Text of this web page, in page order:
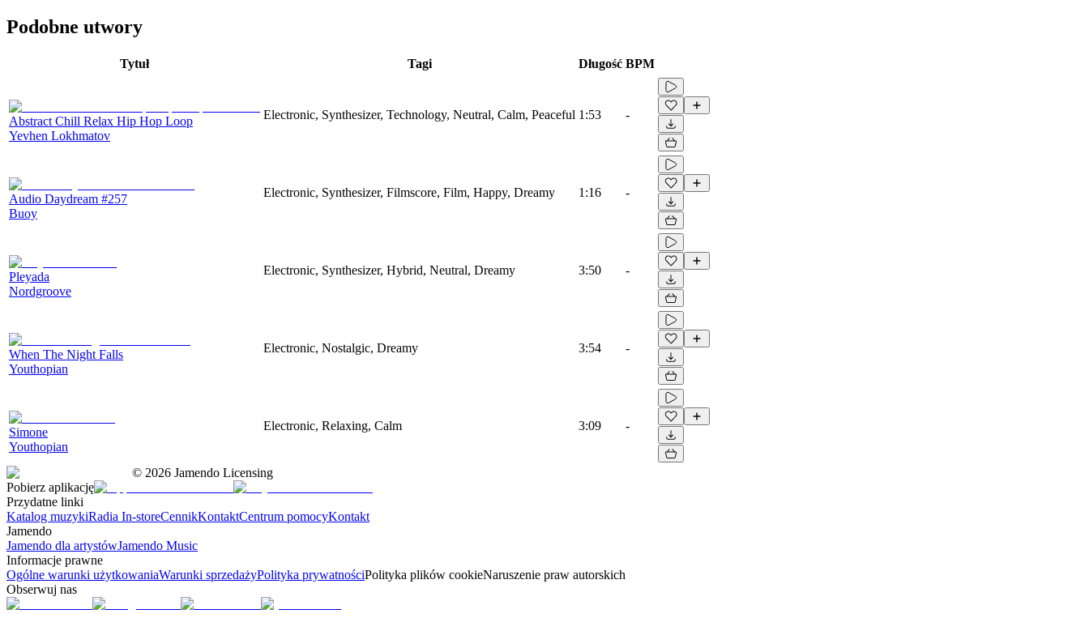
Podobne utwory
Tytuł Tagi Długość BPM
Abstract Chill Relax Hip Hop Loop
Yevhen Lokhmatov
Electronic, Synthesizer, Technology, Neutral, Calm, Peaceful 1:53 -
Audio Daydream #257
Buoy
Electronic, Synthesizer, Filmscore, Film, Happy, Dreamy 1:16 -
Pleyada
Nordgroove
Electronic, Synthesizer, Hybrid, Neutral, Dreamy 3:50 -
When The Night Falls
Youthopian
Electronic, Nostalgic, Dreamy 3:54 -
Simone
Youthopian
Electronic, Relaxing, Calm 3:09 -
© 2026 Jamendo Licensing
Pobierz aplikację
Przydatne linki
Katalog muzykiRadia In-storeCennikKontaktCentrum pomocyKontakt
Jamendo
Jamendo dla artystówJamendo Music
Informacje prawne
Ogólne warunki użytkowaniaWarunki sprzedażyPolityka prywatnościPolityka plików cookieNaruszenie praw autorskich
Obserwuj nas